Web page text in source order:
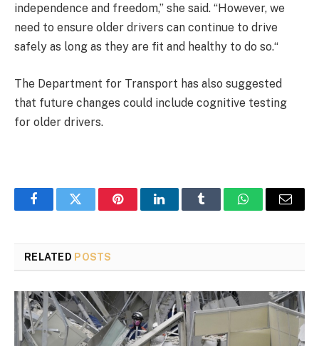
independence and freedom,” she said. “However, we
need to ensure older drivers can continue to drive
safely as long as they are fit and healthy to do so.“
The Department for Transport has also suggested
that future changes could include cognitive testing
for older drivers.
FacebookTwitter PinterestLinkedInTumblr WhatsAppEmail
RELATED POSTS